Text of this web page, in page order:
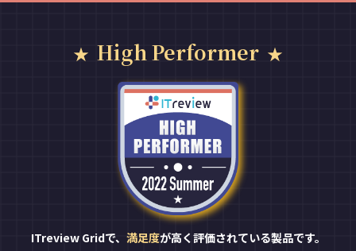
High Performer
ITreview Gridで、 満足度が高く評価されている製品です。